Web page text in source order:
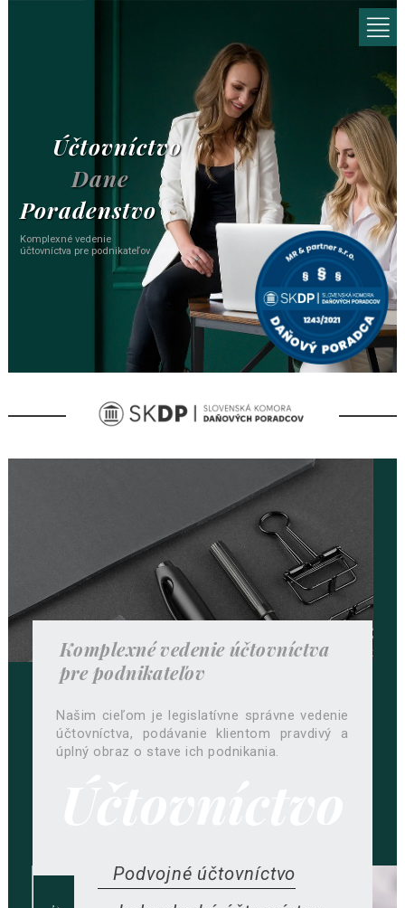
Účtovníctvo
Dane
Poradenstvo
Komplexné vedenie
účtovníctva pre podnikateľov
Komplexné vedenie účtovníctva
pre podnikateľov
Našim cieľom je legislatívne správne vedenie
účtovníctva, podávanie klientom pravdivý a
úplný obraz o stave ich podnikania.
Podvojné účtovníctvo